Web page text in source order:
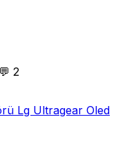
💬 2
Lg Ultragear Oled